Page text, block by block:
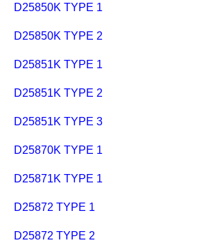
D25850K TYPE 1
D25850K TYPE 2
D25851K TYPE 1
D25851K TYPE 2
D25851K TYPE 3
D25870K TYPE 1
D25871K TYPE 1
D25872 TYPE 1
D25872 TYPE 2